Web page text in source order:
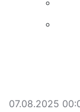
07.08.2025